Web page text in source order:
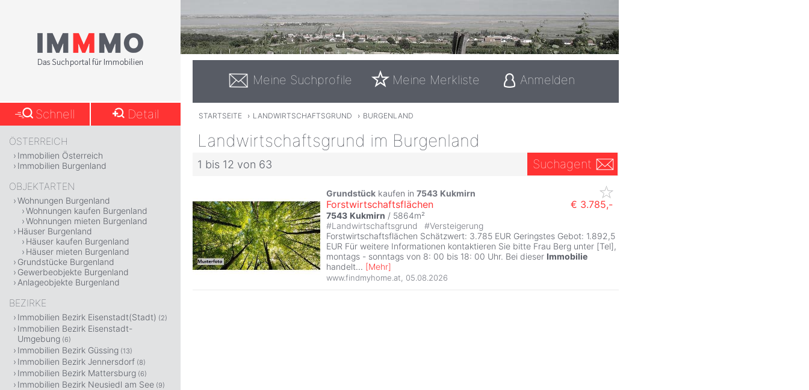
Meine Suchprofile Meine Merkliste Anmelden
STARTSEITE › LANDWIRTSCHAFTSGRUND › BURGENLAND
Landwirtschaftsgrund im Burgenland
1 bis 12 von 63 Suchagent
Grundstück kaufen in 7543 Kukmirn
Forstwirtschaftsflächen € 3.785,-
7543 Kukmirn / 5864m²
#Landwirtschaftsgrund #Versteigerung
Forstwirtschaftsflächen Schätzwert: 3.785 EUR Geringstes Gebot: 1.892,5
EUR Für weitere Informationen kontaktieren Sie bitte Frau Berg unter [Tel],
montags - sonntags von 8: 00 bis 18: 00 Uhr. Bei dieser Immobilie
handelt... [Mehr]
www.findmyhome.at 05.08.2026
Schnell Detail
ÖSTERREICH
Immobilien Österreich
Immobilien Burgenland
OBJEKTARTEN
Wohnungen Burgenland
Wohnungen kaufen Burgenland
Wohnungen mieten Burgenland
Häuser Burgenland
Häuser kaufen Burgenland
Häuser mieten Burgenland
Grundstücke Burgenland
Gewerbeobjekte Burgenland
Anlageobjekte Burgenland
BEZIRKE
Immobilien Bezirk Eisenstadt(Stadt) (2)
Immobilien Bezirk Eisenstadt-
Umgebung (6)
Immobilien Bezirk Güssing (13)
Immobilien Bezirk Jennersdorf (8)
Immobilien Bezirk Mattersburg (6)
Immobilien Bezirk Neusiedl am See (9)